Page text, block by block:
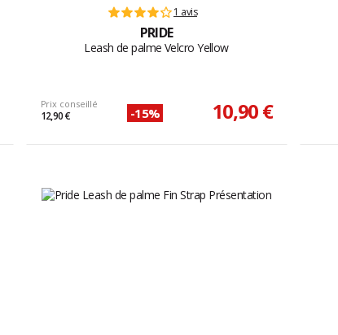
1 avis
PRIDE
Leash de palme Velcro Yellow
Prix conseillé
12,90 € -15% 10,90 €